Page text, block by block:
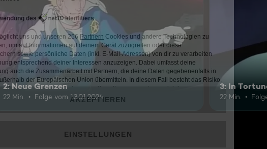
2: Neue Grenzen
22 Min. Folge vom 13.01.2024
3: In
22 Min.